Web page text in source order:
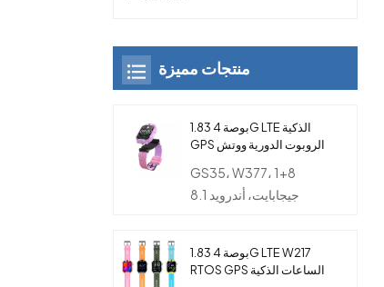
منتجات مميزة
1.83 بوصة 4G LTE الذكية
GPS الروبوت الدورية ووتش
للأطفال
GS35، W377، 1+8
جيجابايت، أندرويد 8.1
1.83 بوصة 4G LTE W217
RTOS GPS الساعات الذكية